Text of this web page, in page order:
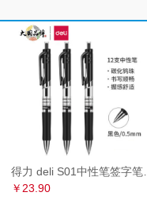
￥23.90